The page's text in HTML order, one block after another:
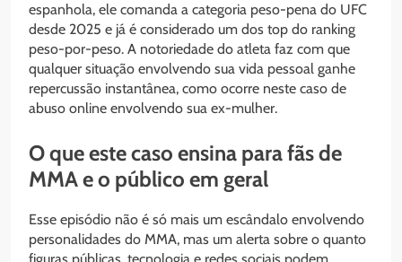
espanhola, ele comanda a categoria peso-pena do UFC
desde 2025 e já é considerado um dos top do ranking
peso-por-peso. A notoriedade do atleta faz com que
qualquer situação envolvendo sua vida pessoal ganhe
repercussão instantânea, como ocorre neste caso de
abuso online envolvendo sua ex-mulher.
O que este caso ensina para fãs de
MMA e o público em geral
Esse episódio não é só mais um escândalo envolvendo
personalidades do MMA, mas um alerta sobre o quanto